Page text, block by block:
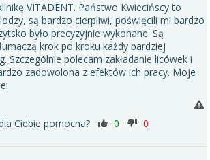
VITADENT. Państwo Kwiecińscy to
są bardzo cierpliwi, poświęcili mi bardzo
było precyzyjnie wykonane. Są
krok po kroku każdy bardziej
Szczególnie polecam zakładanie licówek i
zadowolona z efektów ich pracy. Moje
Ciebie pomocna?
0 0